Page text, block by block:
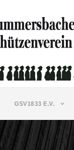
GSV1833 E.V.